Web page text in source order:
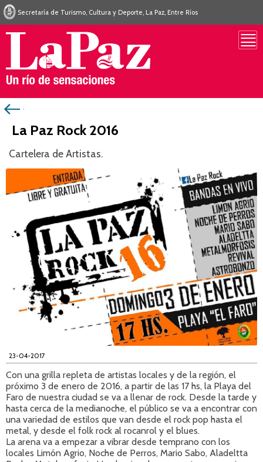
Secretaría de Turismo, Cultura y Deporte, La Paz, Entre Ríos
La Paz Rock 2016
Cartelera de Artistas.
23-04-2017
Con una grilla repleta de artistas locales y de la región, el
próximo 3 de enero de 2016, a partir de las 17 hs, la Playa del
Faro de nuestra ciudad se va a llenar de rock. Desde la tarde y
hasta cerca de la medianoche, el público se va a encontrar con
una variedad de estilos que van desde el rock pop hasta el
metal, y desde el folk rock al rocanrol y el blues.
La arena va a empezar a vibrar desde temprano con los
locales Limón Agrio, Noche de Perros, Mario Sabo, Aladeltta